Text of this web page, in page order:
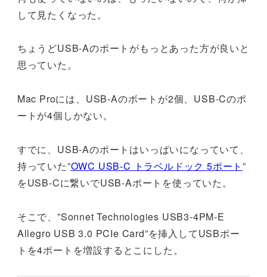
して見たくなった。
ちょうどUSB-Aのポートがもっとあった方が良いと
思っていた。
Mac Proには、USB-Aのボートが2個、USB-Cのポ
ートが4個しかない。
すでに、USB-Aのポートはいっぱいになっていて、
持っていた”OWC USB-C トラベルドック 5ポート”
をUSB-Cに繋いでUSB-Aポートを使っていた。
そこで、”Sonnet Technologies USB3-4PM-E
Allegro USB 3.0 PCIe Card”を挿入してUSBポー
トを4ポートを増設するとこにした。